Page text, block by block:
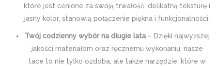
które jest cenione za swoją trwałość, delikatną teksturę i
jasny kolor, stanowią połączenie piękna i funkcjonalności.
Twój codzienny wybór na długie lata– Dzięki najwyższej
jakości materiałom oraz ręcznemu wykonaniu, nasze
tace to nie tylko ozdoba, ale także narzędzie, które w